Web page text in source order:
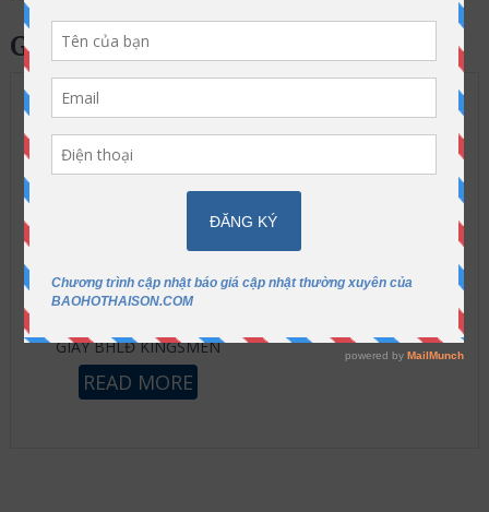
GIÀY DA MŨI THÉP
GIÀY BHLĐ KINGSMEN
READ MORE